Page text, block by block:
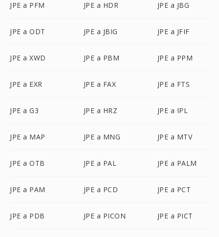
JPE a PFM JPE a HDR JPE a JBG
JPE a ODT JPE a JBIG JPE a JFIF
JPE a XWD JPE a PBM JPE a PPM
JPE a EXR JPE a FAX JPE a FTS
JPE a G3 JPE a HRZ JPE a IPL
JPE a MAP JPE a MNG JPE a MTV
JPE a OTB JPE a PAL JPE a PALM
JPE a PAM JPE a PCD JPE a PCT
JPE a PDB JPE a PICON JPE a PICT